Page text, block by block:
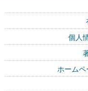
個人
ホーム